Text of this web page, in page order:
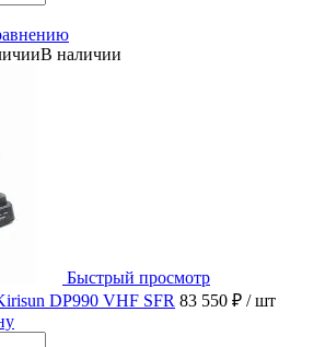
В наличии
Быстрый просмотр
DP990 VHF SFR 83 550 ₽ / шт